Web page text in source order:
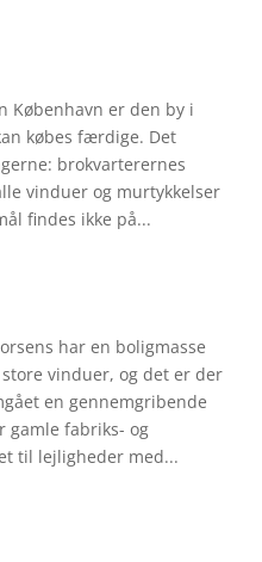
København er den by i
købes færdige. Det
brokvarterernes
vinduer og murtykkelser
findes ikke på...
har en boligmasse
vinduer, og det er der
en gennemgribende
gamle fabriks- og
til lejligheder med...